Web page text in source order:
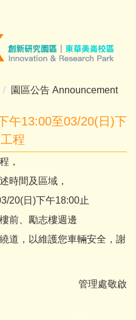
園區公告 Announcement
午13:00至03/20(日)下
程
，
時間及區域，
20(日)下午18:00止
前、勵志樓週邊
道，以維護您車輛安全，謝
管理處敬啟